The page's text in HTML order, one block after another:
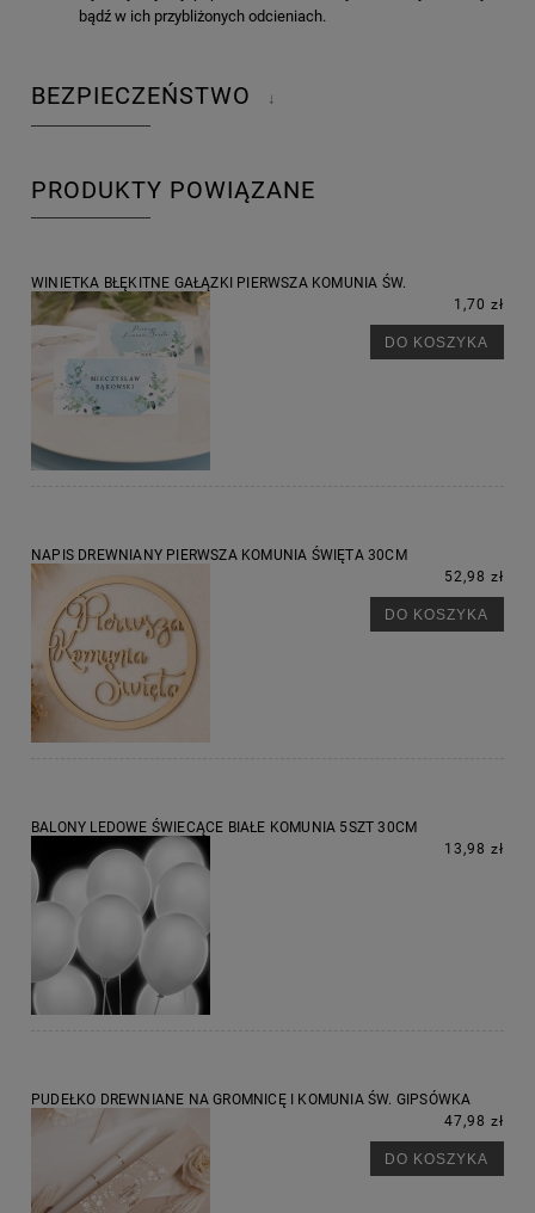
bądź w ich przybliżonych odcieniach.
BEZPIECZEŃSTWO ↓
PRODUKTY POWIĄZANE
WINIETKA BŁĘKITNE GAŁĄZKI PIERWSZA KOMUNIA ŚW.
1,70 zł
DO KOSZYKA
NAPIS DREWNIANY PIERWSZA KOMUNIA ŚWIĘTA 30CM
52,98 zł
DO KOSZYKA
BALONY LEDOWE ŚWIECĄCE BIAŁE KOMUNIA 5SZT 30CM
13,98 zł
PUDEŁKO DREWNIANE NA GROMNICĘ I KOMUNIA ŚW. GIPSÓWKA
47,98 zł
DO KOSZYKA